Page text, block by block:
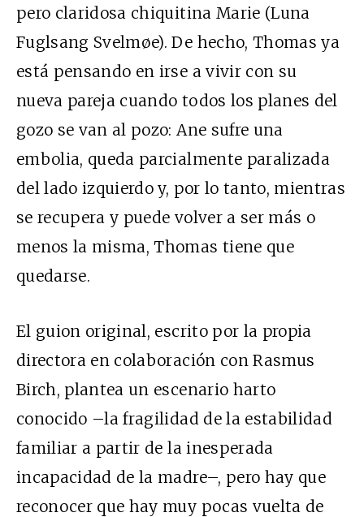
pero claridosa chiquitina Marie (Luna
Fuglsang Svelmøe). De hecho, Thomas ya
está pensando en irse a vivir con su
nueva pareja cuando todos los planes del
gozo se van al pozo: Ane sufre una
embolia, queda parcialmente paralizada
del lado izquierdo y, por lo tanto, mientras
se recupera y puede volver a ser más o
menos la misma, Thomas tiene que
quedarse.
El guion original, escrito por la propia
directora en colaboración con Rasmus
Birch, plantea un escenario harto
conocido –la fragilidad de la estabilidad
familiar a partir de la inesperada
incapacidad de la madre–, pero hay que
reconocer que hay muy pocas vuelta de